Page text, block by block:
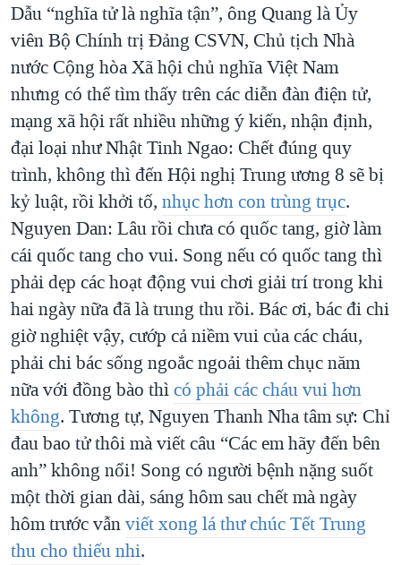
Dẫu “nghĩa tử là nghĩa tận”, ông Quang là Ủy
viên Bộ Chính trị Đảng CSVN, Chủ tịch Nhà
nước Cộng hòa Xã hội chủ nghĩa Việt Nam
nhưng có thể tìm thấy trên các diễn đàn điện tử,
mạng xã hội rất nhiều những ý kiến, nhận định,
đại loại như Nhật Tinh Ngao: Chết đúng quy
trình, không thì đến Hội nghị Trung ương 8 sẽ bị
kỷ luật, rồi khởi tố, nhục hơn con trùng trục.
Nguyen Dan: Lâu rồi chưa có quốc tang, giờ làm
cái quốc tang cho vui. Song nếu có quốc tang thì
phải dẹp các hoạt động vui chơi giải trí trong khi
hai ngày nữa đã là trung thu rồi. Bác ơi, bác đi chi
giờ nghiệt vậy, cướp cả niềm vui của các cháu,
phải chi bác sống ngoắc ngoải thêm chục năm
nữa với đồng bào thìcó phải các cháu vui hơn
không. Tương tự, Nguyen Thanh Nha tâm sự: Chỉ
đau bao tử thôi mà viết câu “Các em hãy đến bên
anh” không nổi! Song có người bệnh nặng suốt
một thời gian dài, sáng hôm sau chết mà ngày
hôm trước vẫnviết xong lá thư chúc Tết Trung
thu cho thiếu nhi.